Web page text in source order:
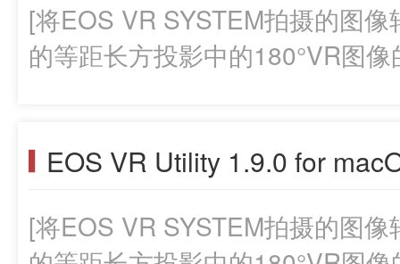
[将EOS VR SYSTEM拍摄的图
的等距长方投影中的180°VR图
EOS VR Utility 1.9.0 for
[将EOS VR SYSTEM拍摄的图